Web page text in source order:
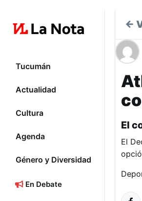
Tucumán
Actualidad
Cultura
Agenda
Género y Diversidad
En Debate
←
El
El